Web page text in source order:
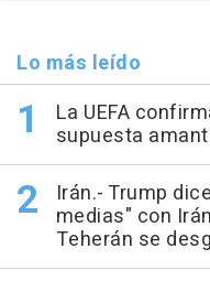
Lo más leído
La UEFA
supuesta
Irán.- Trump
medias" con
Teherán se